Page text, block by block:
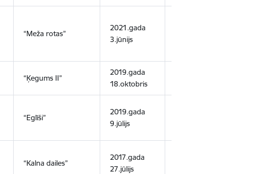
“Meža rotas”
2021.gada
3.jūnijs
“Ķegums II”
2019.gada
18.oktobris
“Eglīši”
2019.gada
9.jūlijs
“Kalna dailes”
2017.gada
27.jūlijs